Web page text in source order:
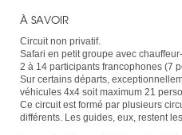
À SAVOIR
Circuit non privatif.
Safari en petit groupe avec
2 à 14 participants francophones (7
Sur certains départs,
véhicules 4x4 soit maximum 21
Ce circuit est formé par plusieurs
différents. Les guides, eux, restent